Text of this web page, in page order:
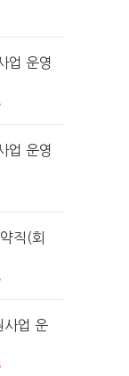
업 운영
업 운영
직(회
업 운